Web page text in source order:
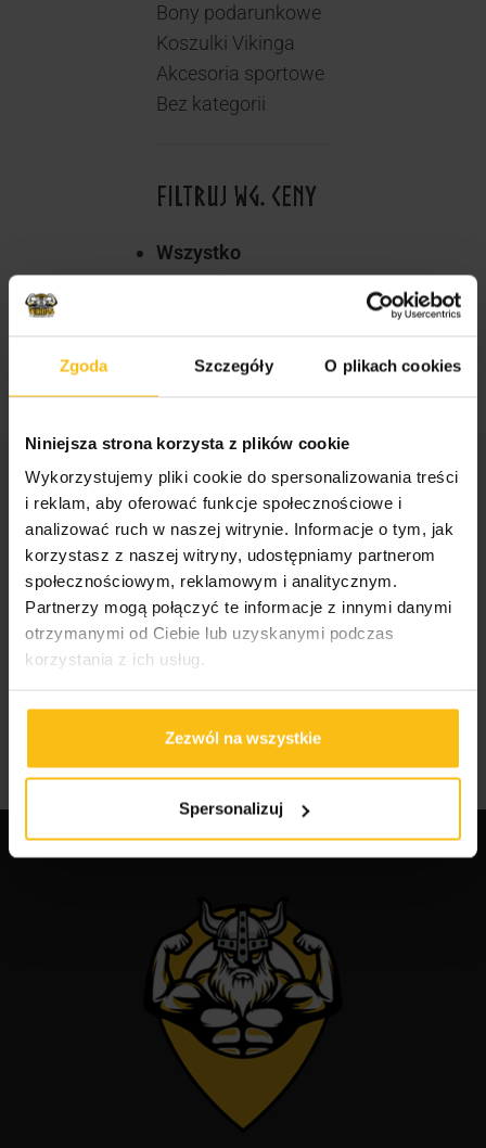
Zgoda Szczegóły O plikach cookies
Niniejsza strona korzysta z plików cookie
Wykorzystujemy pliki cookie do spersonalizowania treści
i reklam, aby oferować funkcje społecznościowe i
analizować ruch w naszej witrynie. Informacje o tym, jak
korzystasz z naszej witryny, udostępniamy partnerom
społecznościowym, reklamowym i analitycznym.
Partnerzy mogą połączyć te informacje z innymi danymi
otrzymanymi od Ciebie lub uzyskanymi podczas
korzystania z ich usług.
Zezwól na wszystkie
Spersonalizuj
Bony podarunkowe
Koszulki Vikinga
Akcesoria sportowe
Bez kategorii
FILTRUJ WG. CENY
Wszystko
30,00zł+
STREFA WIEDZY
Odżywki, witaminy i minerały dla sportowców i
amatorów
Suplementy dla mężczyzn i kobiet
sportowców?
Najlepsze suplementy dla sportowców